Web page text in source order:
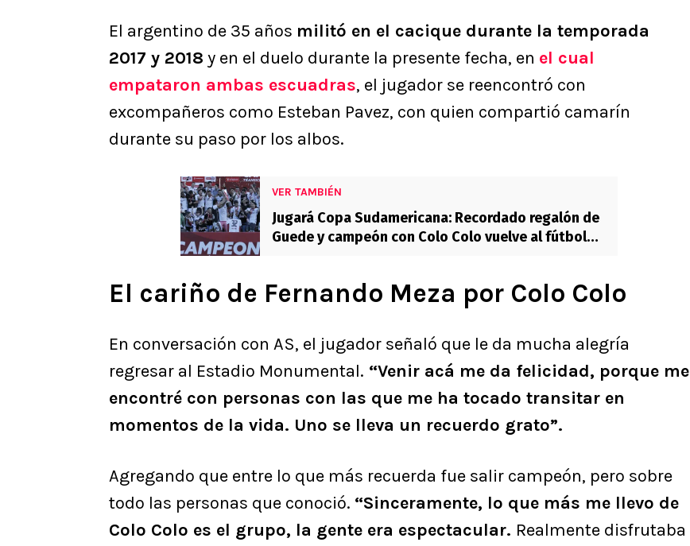
El argentino de 35 años militó en el cacique durante la temporada
2017 y 2018 y en el duelo durante la presente fecha, en el cual
empataron ambas escuadras, el jugador se reencontró con
excompañeros como Esteban Pavez, con quien compartió camarín
durante su paso por los albos.
VER TAMBIÉN
Jugará Copa Sudamericana: Recordado regalón de
Guede y campeón con Colo Colo vuelve al fútbol
El cariño de Fernando Meza por Colo Colo
En conversación con AS, el jugador señaló que le da mucha alegría
regresar al Estadio Monumental. “Venir acá me da felicidad, porque me
encontré con personas con las que me ha tocado transitar en
momentos de la vida. Uno se lleva un recuerdo grato”.
Agregando que entre lo que más recuerda fue salir campeón, pero sobre
todo las personas que conoció. “Sinceramente, lo que más me llevo de
Colo Colo es el grupo, la gente era espectacular. Realmente disfrutaba